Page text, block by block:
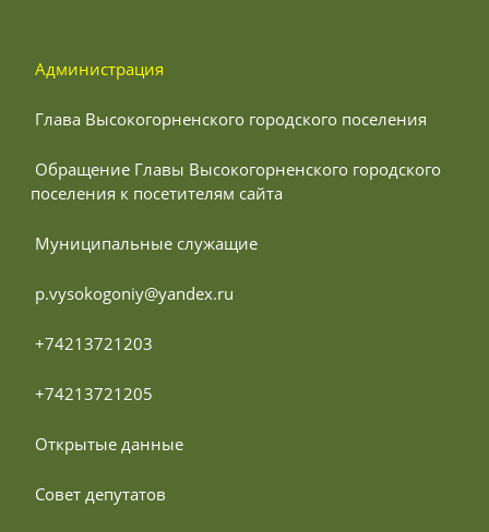
Администрация
Глава Высокогорненского городского поселения
поселения к посетителям сайта
Муниципальные служащие
p.vysokogoniy@yandex.ru
+74213721203
+74213721205
Открытые данные
Совет депутатов